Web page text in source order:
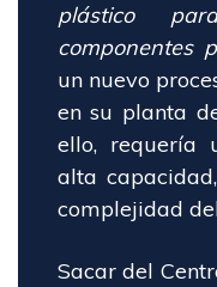
plástico
componentes
un nuevo
en su planta
ello, requería
alta
complejidad
Sacar del